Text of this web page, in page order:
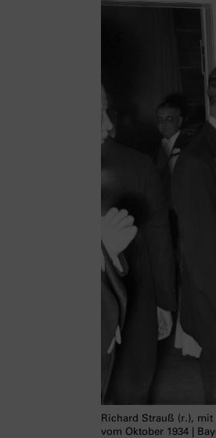
Richard Strauß (r.),
vom Oktober 1934 |